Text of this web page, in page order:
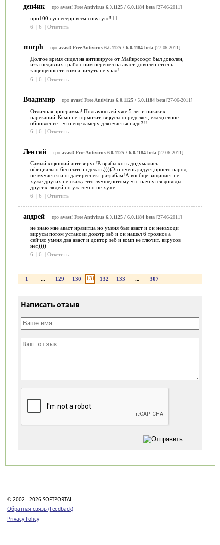
ден4ик про avast! Free Antivirus 6.0.1125 / 6.0.1184 beta[27-06-2011]
про100 суппееерр всем совутую!!11
6
| 6 | Ответить
morph про avast! Free Antivirus 6.0.1125 / 6.0.1184 beta[27-06-2011]
Долгое время сидел на антивирусе от Майкрософт был доволен,
изза недавних трабл с ним перешел на аваст, доволен стпень
защищенности компа ничуть не упал!
6
| 6 | Ответить
Владимир про avast! Free Antivirus 6.0.1125 / 6.0.1184 beta[27-06-2011]
Отличная программа! Пользуюсь ей уже 5 лет и никаких
нареканий. Комп не тормозит, вирусы определяет, ежедневное
обновление - что ещё ламеру для счастья надо?!!
6
| 6 | Ответить
Лентяй про avast! Free Antivirus 6.0.1125 / 6.0.1184 beta[27-06-2011]
Самый хороший антивирус!Разрабы хоть додумались
официально бесплатно сделать))))Это очень радует,просто народ
не мучается и отдает респект разрабам!А вообще защищает не
хуже других,не скажу что лучше,потому что начнутся доводы
других людей,но уж точно не хуже
6
| 6 | Ответить
андрей про avast! Free Antivirus 6.0.1125 / 6.0.1184 beta[27-06-2011]
не знаю мне аваст нравитца но уменя был аваст и он ненаходи
вирусы потом установи докотр веб и он нашол 6 троянов а
сейчяс уменя два аваст и доктор веб и комп не глючит. вирусов
нет))))
6
| 6 | Ответить
1 ... 129 130 131 132 133 ... 307
Написать отзыв
© 2002—2026 SOFTPORTAL
Обратная связь (Feedback)
Privacy Policy